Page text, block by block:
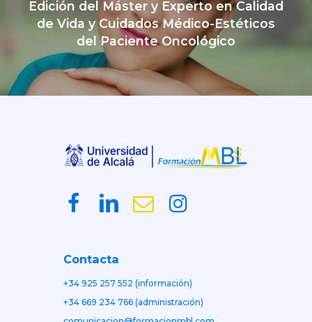
Edición del Máster y Experto en Calidad
de Vida y Cuidados Médico-Estéticos
del Paciente Oncológico
Contacta
+34 925 257 552 (información)
+34 669 234 766 (administración)